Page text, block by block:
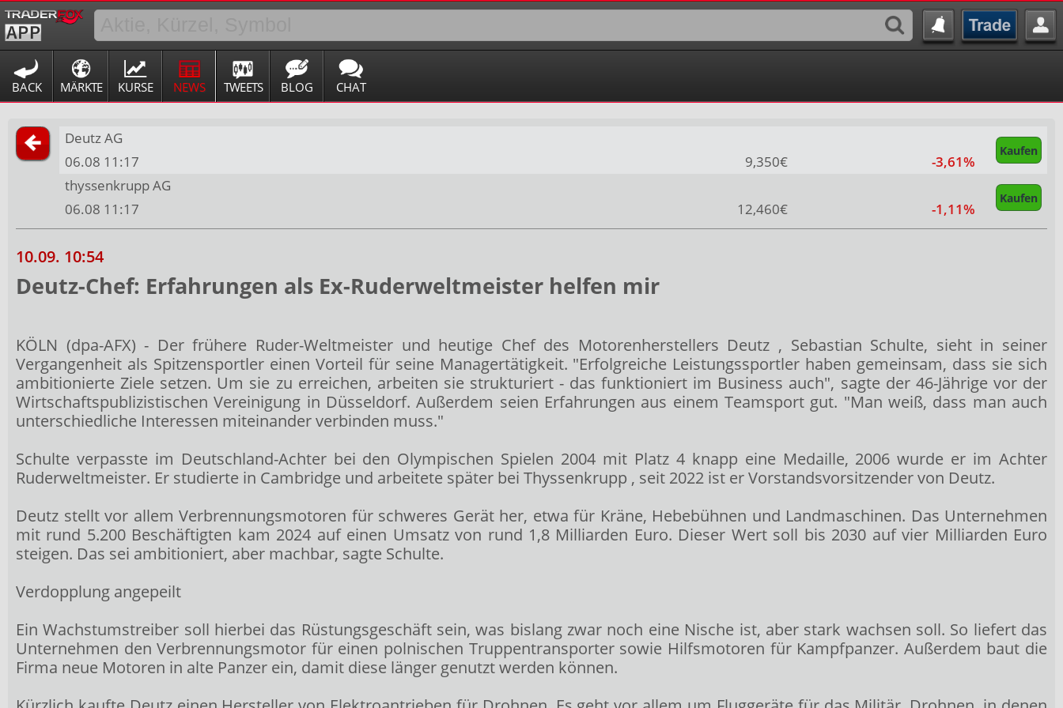
BACK MÄRKTE KURSE NEWS TWEETS BLOG CHAT
Deutz AG
Kaufen
06.08 11:17 9,350€
-3,61%
thyssenkrupp AG
Kaufen
06.08 11:17 12,460€ -1,11%
10.09. 10:54
Deutz-Chef: Erfahrungen als Ex-Ruderweltmeister helfen mir
KÖLN (dpa-AFX) - Der frühere Ruder-Weltmeister und heutige Chef des Motorenherstellers Deutz , Sebastian Schulte, sieht in seiner
Vergangenheit als Spitzensportler einen Vorteil für seine Managertätigkeit. "Erfolgreiche Leistungssportler haben gemeinsam, dass sie sich
ambitionierte Ziele setzen. Um sie zu erreichen, arbeiten sie strukturiert - das funktioniert im Business auch", sagte der 46-Jährige vor der
Wirtschaftspublizistischen Vereinigung in Düsseldorf. Außerdem seien Erfahrungen aus einem Teamsport gut. "Man weiß, dass man auch
unterschiedliche Interessen miteinander verbinden muss."
Schulte verpasste im Deutschland-Achter bei den Olympischen Spielen 2004 mit Platz 4 knapp eine Medaille, 2006 wurde er im Achter
Ruderweltmeister. Er studierte in Cambridge und arbeitete später bei Thyssenkrupp , seit 2022 ist er Vorstandsvorsitzender von Deutz.
Deutz stellt vor allem Verbrennungsmotoren für schweres Gerät her, etwa für Kräne, Hebebühnen und Landmaschinen. Das Unternehmen
mit rund 5.200 Beschäftigten kam 2024 auf einen Umsatz von rund 1,8 Milliarden Euro. Dieser Wert soll bis 2030 auf vier Milliarden Euro
steigen. Das sei ambitioniert, aber machbar, sagte Schulte.
Verdopplung angepeilt
Ein Wachstumstreiber soll hierbei das Rüstungsgeschäft sein, was bislang zwar noch eine Nische ist, aber stark wachsen soll. So liefert das
Unternehmen den Verbrennungsmotor für einen polnischen Truppentransporter sowie Hilfsmotoren für Kampfpanzer. Außerdem baut die
Firma neue Motoren in alte Panzer ein, damit diese länger genutzt werden können.